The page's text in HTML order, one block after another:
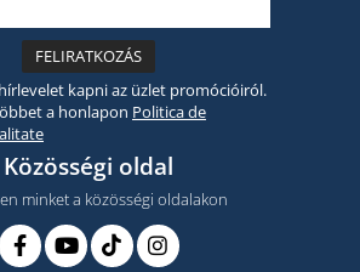
kapni az üzlet promócióiról.
a honlapon Politica de
Közösségi oldal
minket a közösségi oldalakon